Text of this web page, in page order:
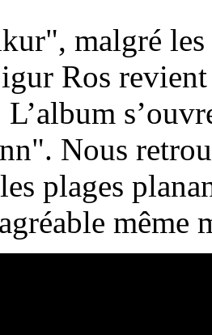
malgré
Ros
Nous
plages
même